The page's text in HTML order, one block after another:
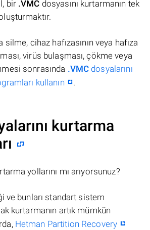
bir .VMC dosyasını kurtarmanın tek
silme, cihaz hafızasının veya hafıza
virüs bulaşması, çökme veya
sonrasında .VMC dosyalarını
kullanın
.
kurtarma
yollarını mı arıyorsunuz?
ve bunları standart sistem
kurtarmanın artık mümkün
Hetman Partition Recovery